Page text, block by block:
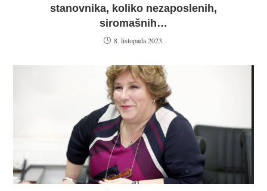
stanovnika, koliko nezaposlenih,
siromašnih…
8. listopada 2023.